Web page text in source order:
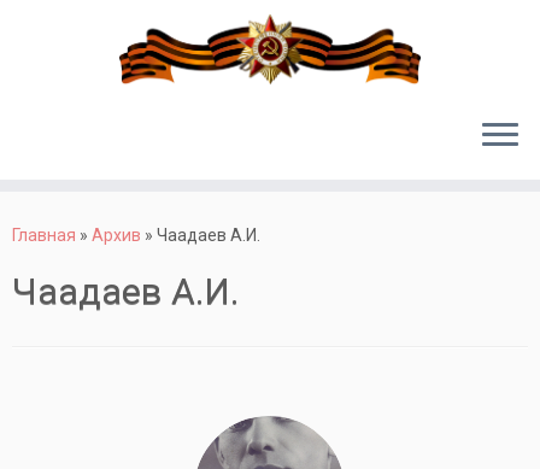
Главная » Архив » Чаадаев А.И.
Чаадаев А.И.